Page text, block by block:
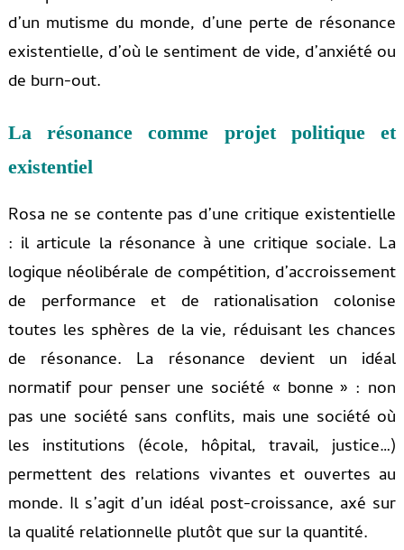
d’un mutisme du monde, d’une perte de résonance
existentielle, d’où le sentiment de vide, d’anxiété ou
de burn-out.
La résonance comme projet politique et
existentiel
Rosa ne se contente pas d’une critique existentielle
: il articule la résonance à une critique sociale. La
logique néolibérale de compétition, d’accroissement
de performance et de rationalisation colonise
toutes les sphères de la vie, réduisant les chances
de résonance. La résonance devient un idéal
normatif pour penser une société « bonne » : non
pas une société sans conflits, mais une société où
les institutions (école, hôpital, travail, justice…)
permettent des relations vivantes et ouvertes au
monde. Il s’agit d’un idéal post-croissance, axé sur
la qualité relationnelle plutôt que sur la quantité.